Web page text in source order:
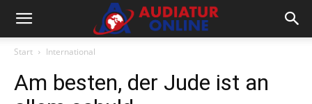
Start International
Am besten, der Jude ist an